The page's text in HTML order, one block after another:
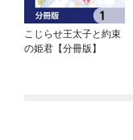
こじらせ王太子と約束
の姫君【分冊版】